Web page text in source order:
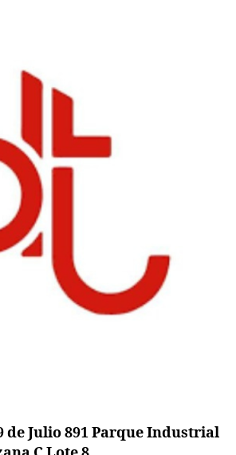
de Julio 891 Parque Industrial